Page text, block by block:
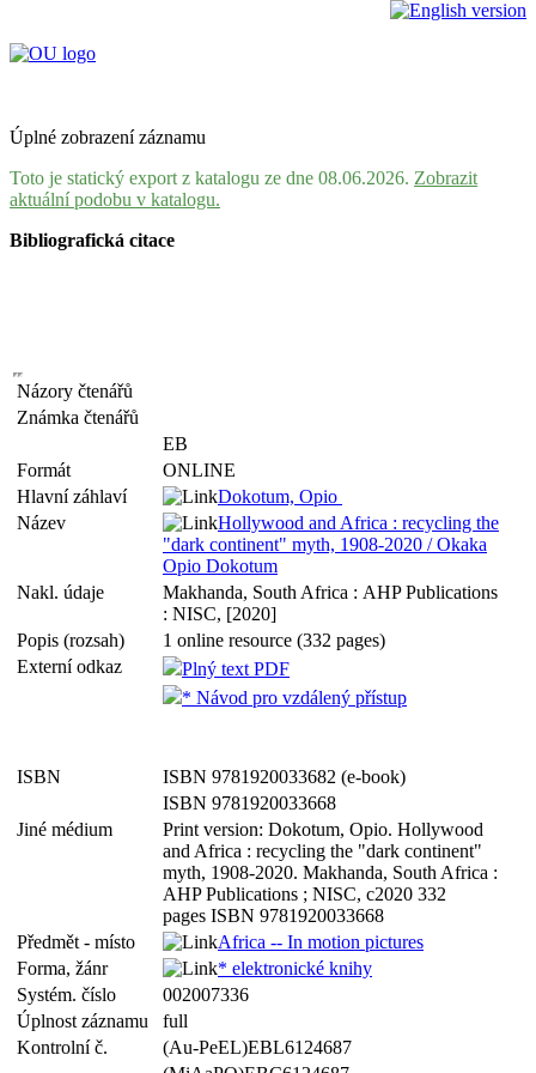
Úplné zobrazení záznamu
Toto je statický export z katalogu ze dne 08.06.2026. Zobrazit
aktuální podobu v katalogu.
Bibliografická citace
Názory čtenářů
Známka čtenářů
EB
Formát
ONLINE
Hlavní záhlaví
Dokotum, Opio
Název
Hollywood and Africa : recycling the
"dark continent" myth, 1908-2020 / Okaka
Opio Dokotum
Nakl. údaje
Makhanda, South Africa : AHP Publications
: NISC, [2020]
Popis (rozsah)
1 online resource (332 pages)
Externí odkaz
Plný text PDF
* Návod pro vzdálený přístup
ISBN
ISBN 9781920033682 (e-book)
ISBN 9781920033668
Jiné médium
Print version: Dokotum, Opio. Hollywood
and Africa : recycling the "dark continent"
myth, 1908-2020. Makhanda, South Africa :
AHP Publications ; NISC, c2020 332
pages ISBN 9781920033668
Předmět - místo
Africa -- In motion pictures
Forma, žánr
* elektronické knihy
Systém. číslo
002007336
Úplnost záznamu
full
Kontrolní č.
(Au-PeEL)EBL6124687